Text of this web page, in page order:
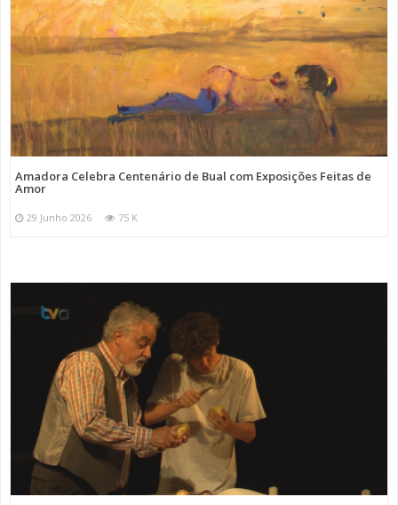
Amadora Celebra Centenário de Bual com Exposições Feitas de
Amor
29 Junho 2026 75 K